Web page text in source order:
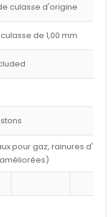
culasse d'origine
de 1,00 mm
pour gaz, rainures